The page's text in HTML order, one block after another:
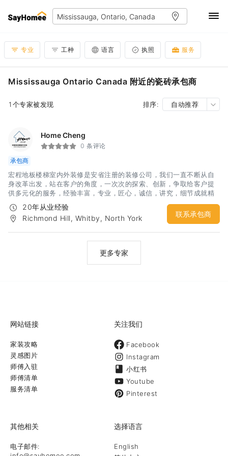
专业 工种 语言 执照 服务
Mississauga Ontario Canada 附近的瓷砖承包商
1个专家被发现 排序: 自动推荐
Home Cheng
0 条评论
承包商
宏程地板楼梯室内外装修是安省注册的装修公司，我们一直不断从自
身改革出发，站在客户的角度，一次次的探索、创新，争取给客户提
供多元化的服务，经验丰富，专业，匠心，诚信，讲究，细节成就精
致工程！质量保障，认真负责，2年保修，完善的售后服务，可免费上
门估价，我们用最好的材料，最好的服务，在保证工程质量的前提
下，给您最公道合理的价格，为您营造一个温馨，舒适的居住环境 服
（deck），车道及庭院铺砖，改墙改水电，洗手间厨房翻新，精装
20年从业经验
Richmond Hill, Whitby, North York
联系承包商
更多专家
网站链接
家装攻略
灵感图片
师傅入驻
师傅清单
服务清单
关注我们
Facebook
Instagram
小红书
Youtube
Pinterest
其他相关
电子邮件:
选择语言
English